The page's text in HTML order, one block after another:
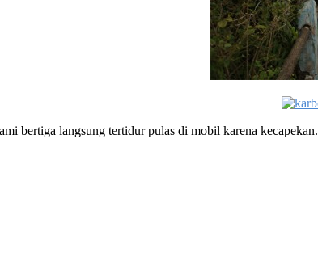
bertiga langsung tertidur pulas di mobil karena kecapekan.